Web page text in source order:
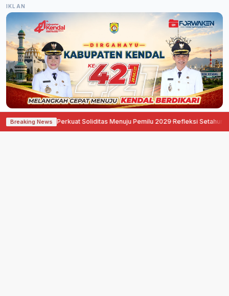
IKLAN
Breaking News
Semarang Perkuat Soliditas Menuju Pemilu 2029 ·Refleksi Setahun